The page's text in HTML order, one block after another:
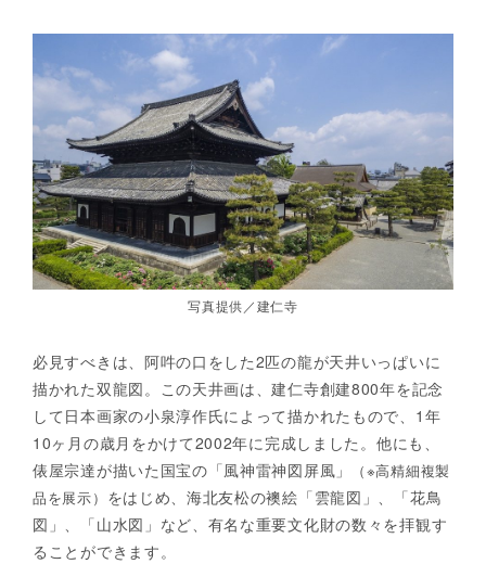
写真提供／建仁寺
必見すべきは、阿吽の口をした2匹の龍が天井いっぱいに
描かれた双龍図。この天井画は、建仁寺創建800年を記念
して日本画家の小泉淳作氏によって描かれたもので、1年
10ヶ月の歳月をかけて2002年に完成しました。他にも、
俵屋宗達が描いた国宝の「風神雷神図屏風」
（※高精細複製
品を展示） をはじめ、海北友松の襖絵「雲龍図」、「花鳥
図」、「山水図」など、有名な重要文化財の数々を拝観す
ることができます。